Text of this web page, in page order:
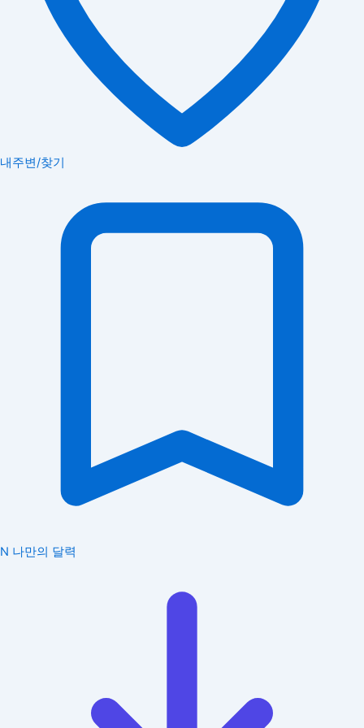
내주변/찾기
N 나만의 달력